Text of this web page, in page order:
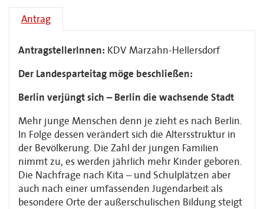
Antrag
AntragstellerInnen: KDV Marzahn-Hellersdorf
Der Landesparteitag möge beschließen:
Berlin verjüngt sich – Berlin die wachsende Stadt
Mehr junge Menschen denn je zieht es nach Berlin.
In Folge dessen verändert sich die Altersstruktur in
der Bevölkerung. Die Zahl der jungen Familien
nimmt zu, es werden jährlich mehr Kinder geboren.
Die Nachfrage nach Kita – und Schulplätzen aber
auch nach einer umfassenden Jugendarbeit als
besondere Orte der außerschulischen Bildung steigt